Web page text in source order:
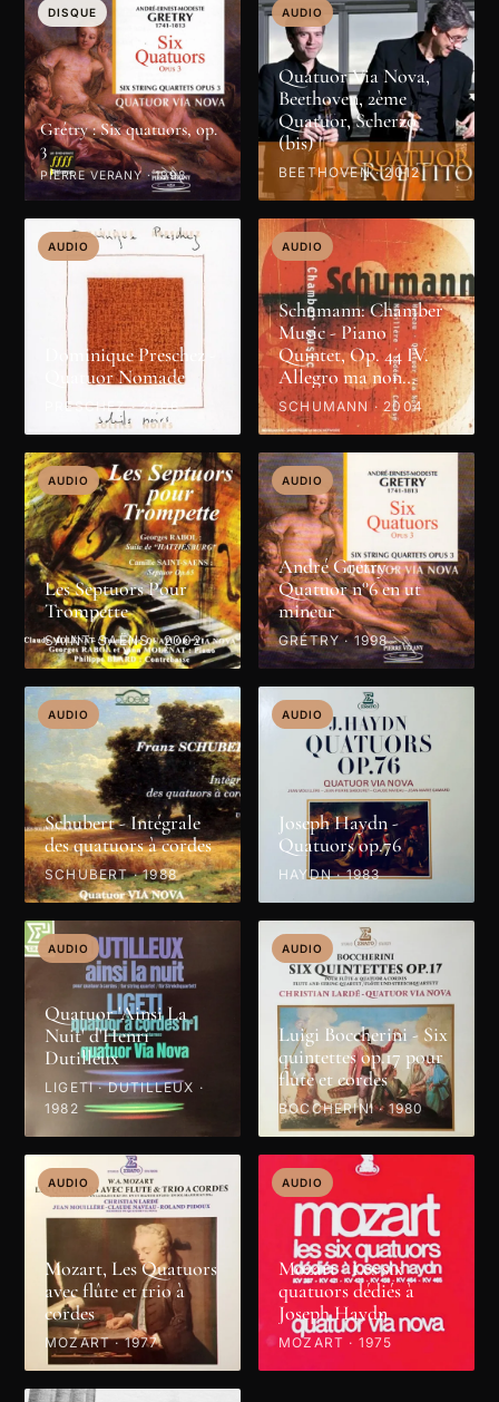
DISQUE
Grétry : Six quatuors, op.
3
PIERRE VERANY · 1998
AUDIO
Quatuor Via Nova,
Beethoven, 2ème
Quatuor, Scherzo
(bis)
BEETHOVEN · 2012
AUDIO
Dominique Preschez -
Quatuor Nomade
PRESCHEZ · 2006
AUDIO
Schumann: Chamber
Music - Piano
Quintet, Op. 44 IV.
Allegro ma non
troppo
SCHUMANN · 2004
AUDIO
Les Septuors Pour
Trompette
SAINT-SAËNS · 2002
AUDIO
André Grétry -
Quatuor n°6 en ut
mineur
GRÉTRY · 1998
AUDIO
Schubert - Intégrale
des quatuors à cordes
SCHUBERT · 1988
AUDIO
Joseph Haydn -
Quatuors op.76
HAYDN · 1983
AUDIO
Quatuor 'Ainsi La
Nuit' d'Henri
Dutilleux
LIGETI · DUTILLEUX ·
1982
AUDIO
Luigi Boccherini - Six
quintettes op.17 pour
flûte et cordes
BOCCHERINI · 1980
AUDIO
Mozart, Les Quatuors
avec flûte et trio à
cordes
MOZART · 1977
AUDIO
Mozart - Les six
quatuors dédiés à
Joseph Haydn
MOZART · 1975